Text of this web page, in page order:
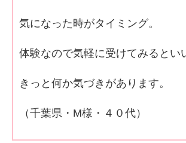
気になった時がタイミング。
体験なので気軽に受けてみるとい
きっと何か気づきがあります。
（千葉県・M様・４０代）